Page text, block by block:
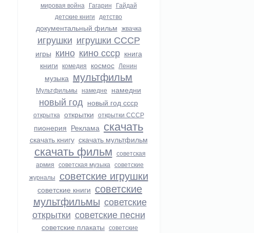
мировая война Гагарин Гайдай
детские книги детство
документальный фильм жвачка
игрушки игрушки СССР
игры кино кино ссср книга
книги комедия космос Ленин
музыка мультфильм
Мультфильмы намедне намедни
новый год новый год ссср
открытка открытки открытки СССР
пионерия Реклама скачать
скачать книгу скачать мультфильм
скачать фильм советская
армия советская музыка советские
журналы советские игрушки
советские книги советские
мультфильмы советские
открытки советские песни
советские плакаты советские